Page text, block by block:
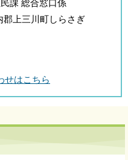
課 総合窓口係
郡上三川町しらさぎ
せはこちら